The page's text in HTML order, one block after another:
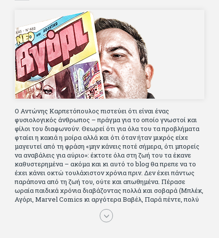
Ο Αντώνης Καρπετόπουλος πιστεύει ότι είναι ένας
φυσιολογικός άνθρωπος – πράγμα για το οποίο γνωστοί και
φίλοι του διαφωνούν. Θεωρεί ότι για όλα του τα προβλήματα
φταίει η κακιά η μοίρα αλλά και ότι όταν ήταν μικρός είχε
μαγευτεί από τη φράση «μην κάνεις ποτέ σήμερα, ότι μπορείς
να αναβάλεις για αύριο»: έκτοτε όλα στη ζωή του τα έκανε
καθυστερημένα – ακόμα και κι αυτό το blog θα πρεπε να το
έχει κάνει οκτώ τουλάχιστον χρόνια πριν. Δεν έχει πάντως
παράπονα από τη ζωή του, ούτε και απωθημένα. Πέρασε
ωραία παιδικά χρόνια διαβάζοντας πολλά και σοβαρά (Μπλέκ,
Αγόρι, Μarvel Comics κι αργότερα Βαβέλ, Παρά πέντε, πολύ
Αλέξανδρο Δουμά και αρκετό Ιούλιο Βέρν πριν τον κερδίσουν
τα αστυνομικά), απέκτησε τους σωστούς φίλους κυρίως γιατί